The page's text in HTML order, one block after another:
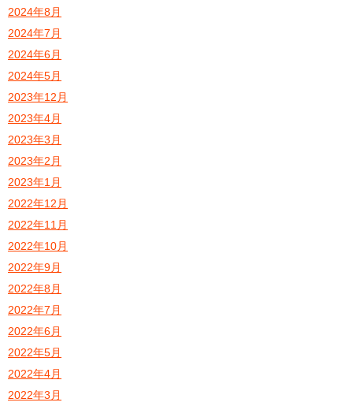
2024年8月
2024年7月
2024年6月
2024年5月
2023年12月
2023年4月
2023年3月
2023年2月
2023年1月
2022年12月
2022年11月
2022年10月
2022年9月
2022年8月
2022年7月
2022年6月
2022年5月
2022年4月
2022年3月